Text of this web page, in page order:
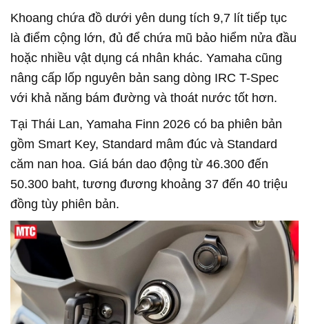
Khoang chứa đồ dưới yên dung tích 9,7 lít tiếp tục
là điểm cộng lớn, đủ để chứa mũ bảo hiểm nửa đầu
hoặc nhiều vật dụng cá nhân khác. Yamaha cũng
nâng cấp lốp nguyên bản sang dòng IRC T-Spec
với khả năng bám đường và thoát nước tốt hơn.
Tại Thái Lan, Yamaha Finn 2026 có ba phiên bản
gồm Smart Key, Standard mâm đúc và Standard
căm nan hoa. Giá bán dao động từ 46.300 đến
50.300 baht, tương đương khoảng 37 đến 40 triệu
đồng tùy phiên bản.